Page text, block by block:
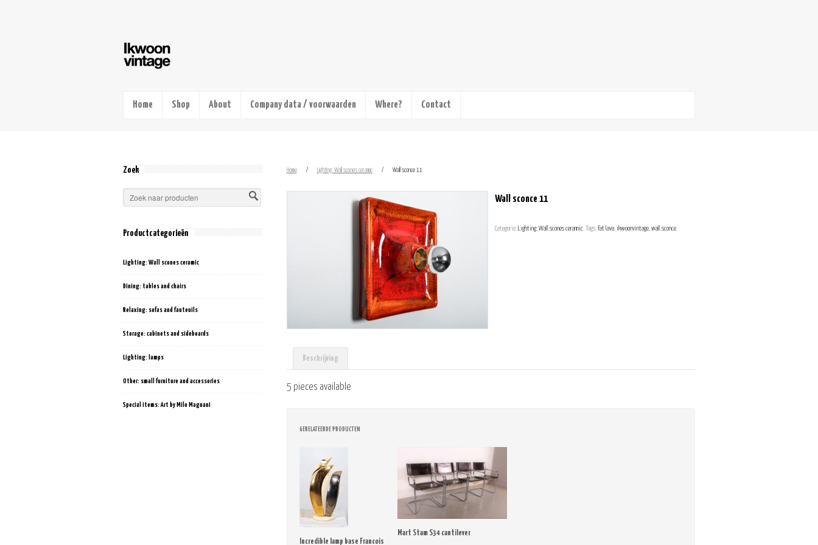
Home Shop About Company data / voorwaarden Where? Contact
Home / Lighting: Wall scones ceramic / Wall sconce 11
Wall sconce 11
Categorie: Lighting: Wall scones ceramic Tags:fat lava ,ikwoonvintage ,wall sconce
Beschrijving
5 pieces available
GERELATEERDE PRODUCTEN
Incredible lamp base Francois
Mart Stam S34 cantilever
Zoek
Productcategorieën
Lighting: Wall scones ceramic
Dining: tables and chairs
Relaxing: sofas and fauteuils
Storage: cabinets and sideboards
Lighting: lamps
Other: small furniture and accessories
Special items: Art by Milo Magnani